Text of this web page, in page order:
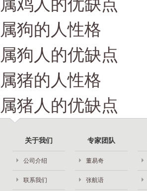
属鸡人的优缺点
属狗的人性格
属狗人的优缺点
属猪的人性格
属猪人的优缺点
关于我们
公司介绍
联系我们
专家团队
董易奇
张航语